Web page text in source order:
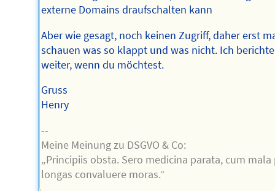
externe Domains draufschalten kann
Aber wie gesagt, noch keinen Zugriff, daher erst
schauen was so klappt und was nicht. Ich berichte
weiter, wenn du möchtest.
Gruss
Henry
--
Meine Meinung zu DSGVO & Co:
„Principiis obsta. Sero medicina parata, cum mala
longas convaluere moras.“